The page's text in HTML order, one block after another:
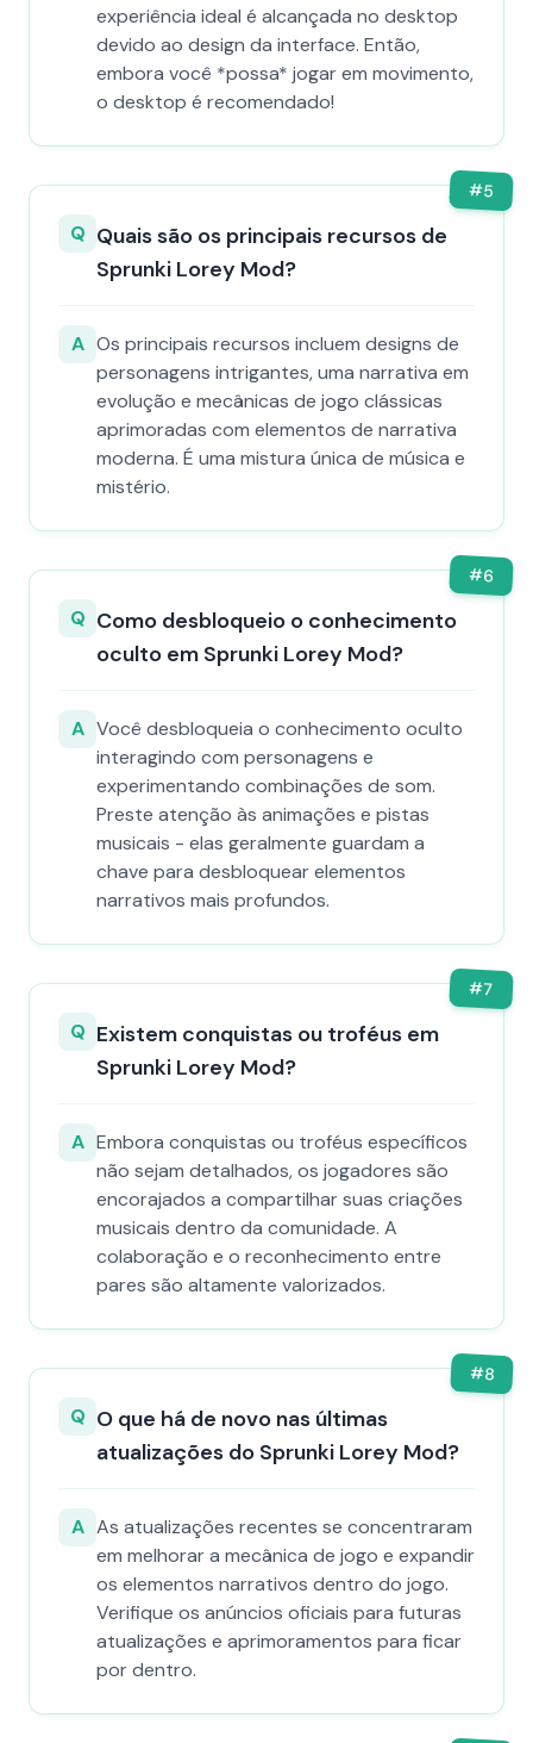
experiência ideal é alcançada no desktop
devido ao design da interface. Então,
embora você *possa* jogar em movimento,
o desktop é recomendado!
#5
Q Quais são os principais recursos de
Sprunki Lorey Mod?
A Os principais recursos incluem designs de
personagens intrigantes, uma narrativa em
evolução e mecânicas de jogo clássicas
aprimoradas com elementos de narrativa
moderna. É uma mistura única de música e
mistério.
#6
Q Como desbloqueio o conhecimento
oculto em Sprunki Lorey Mod?
A Você desbloqueia o conhecimento oculto
interagindo com personagens e
experimentando combinações de som.
Preste atenção às animações e pistas
musicais - elas geralmente guardam a
chave para desbloquear elementos
narrativos mais profundos.
#7
Q Existem conquistas ou troféus em
Sprunki Lorey Mod?
A Embora conquistas ou troféus específicos
não sejam detalhados, os jogadores são
encorajados a compartilhar suas criações
musicais dentro da comunidade. A
colaboração e o reconhecimento entre
pares são altamente valorizados.
#8
Q O que há de novo nas últimas
atualizações do Sprunki Lorey Mod?
A As atualizações recentes se concentraram
em melhorar a mecânica de jogo e expandir
os elementos narrativos dentro do jogo.
Verifique os anúncios oficiais para futuras
atualizações e aprimoramentos para ficar
por dentro.